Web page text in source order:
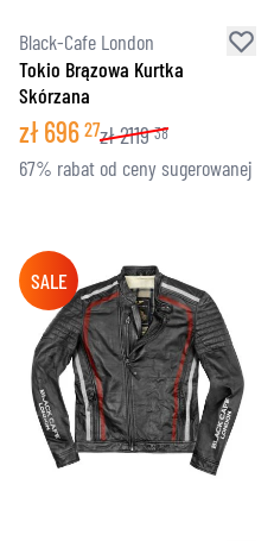
Black-Cafe London
Tokio Brązowa Kurtka
Skórzana
zł696 27zł2119 38
67% rabat od ceny sugerowanej
SALE